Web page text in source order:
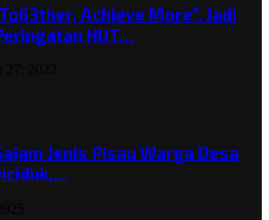
Achieve More”, Jadi
HUT…
Jenis Pisau Warga Desa